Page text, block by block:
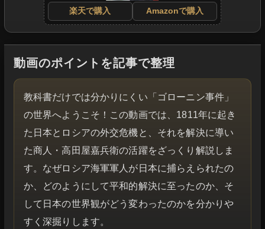
楽天で購入 Amazonで購入
動画のポイントを記事で整理
教科書だけでは分かりにくい「ゴローニン事件」
の世界へようこそ！この動画では、1811年に起き
た日本とロシアの外交危機と、それを解決に導い
た商人・高田屋嘉兵衛の活躍をざっくり解説しま
す。なぜロシア海軍軍人が日本に捕らえられたの
か、どのようにして平和的解決に至ったのか、そ
して日本の世界観がどう変わったのかを分かりや
すく深掘りします。